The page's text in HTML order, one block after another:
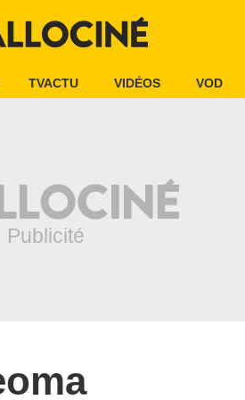
TVACTU VIDÉOS VOD